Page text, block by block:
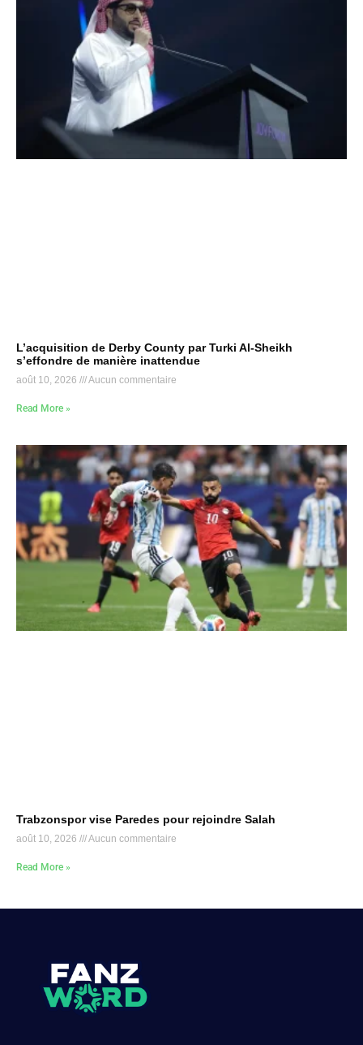
L’acquisition de Derby County par Turki Al-Sheikh
s’effondre de manière inattendue
août 10, 2026 Aucun commentaire
Read More »
Trabzonspor vise Paredes pour rejoindre Salah
août 10, 2026 Aucun commentaire
Read More »